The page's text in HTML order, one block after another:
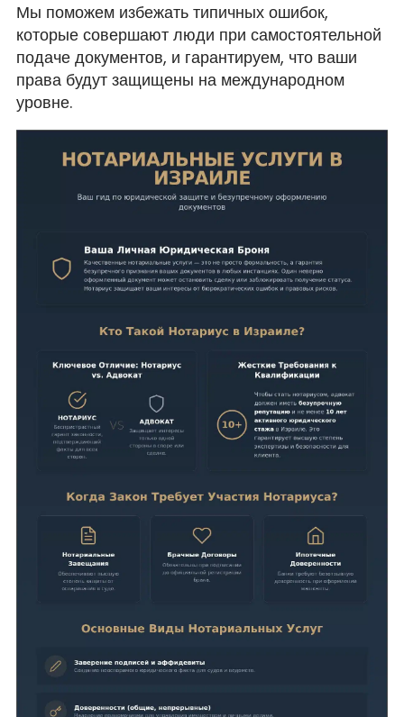
Мы поможем избежать типичных ошибок,
которые совершают люди при самостоятельной
подаче документов, и гарантируем, что ваши
права будут защищены на международном
уровне.